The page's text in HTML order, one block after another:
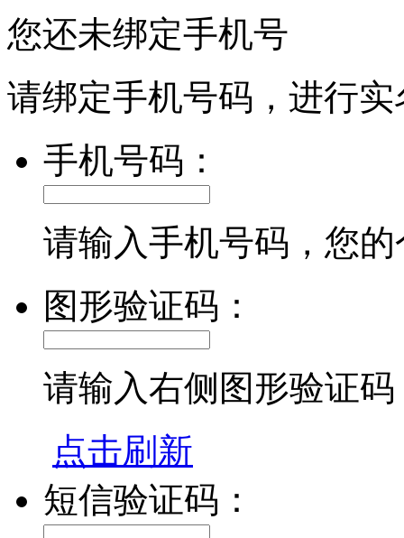
您还未绑定手机号
请绑定手机号码，进行
手机号码：
请输入手机号码，您
图形验证码：
请输入右侧图形验证码
点击刷新
短信验证码：